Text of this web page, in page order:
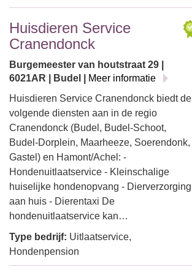
Huisdieren Service
Cranendonck
Burgemeester van houtstraat 29 |
6021AR | Budel |
Meer informatie
Huisdieren Service Cranendonck biedt de
volgende diensten aan in de regio
Cranendonck (Budel, Budel-Schoot,
Budel-Dorplein, Maarheeze, Soerendonk,
Gastel) en Hamont/Achel: -
Hondenuitlaatservice - Kleinschalige
huiselijke hondenopvang - Dierverzorging
aan huis - Dierentaxi De
hondenuitlaatservice kan…
Type bedrijf: Uitlaatservice,
Hondenpension